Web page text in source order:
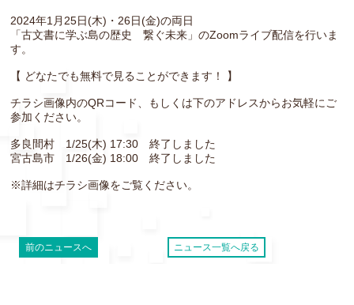
2024年1月25日(木)・26日(金)の両日
「古文書に学ぶ島の歴史 繋ぐ未来」のZoomライブ配信を行いま
す。
【 どなたでも無料で見ることができます！ 】
チラシ画像内のQRコード、もしくは下のアドレスからお気軽にご
参加ください。
多良間村 1/25(木) 17:30 終了しました
宮古島市 1/26(金) 18:00 終了しました
※詳細はチラシ画像をご覧ください。
前のニュースへ ニュース一覧へ戻る